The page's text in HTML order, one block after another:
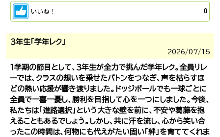
いいね！ 0
３年生「学年レク」
2026/07/15
１学期の節目として、３年生が全力で挑んだ学年レク。全員リレ
ーでは、クラスの想いを乗せたバトンをつなぎ、声を枯らすほ
どの熱い応援が響き渡りました。ドッジボールでも一球ごとに
全員で一喜一憂し、勝利を目指して心を一つにしました。今後、
私たちは「進路選択」という大きな壁を前に、不安や葛藤を抱
えることもあるでしょう。しかし、共に汗を流し、心から笑い合
ったこの時間は、何物にも代えがたい固い「絆」を育ててくれま